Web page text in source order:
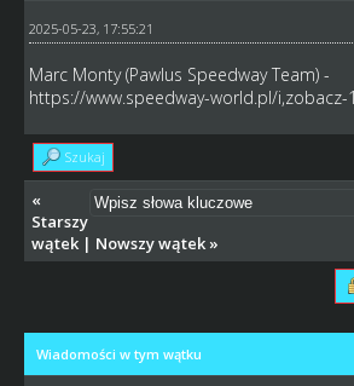
2025-05-23, 17:55:21
Marc Monty (Pawlus Speedway Team) -
https://www.speedway-world.pl/i,zobacz-
Szukaj
«
Starszy
wątek| Nowszy wątek»
Wiadomości w tym wątku